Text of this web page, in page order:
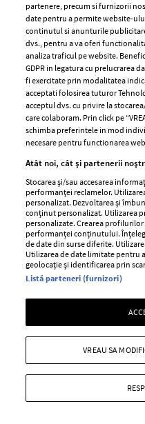
ELLE Style Awards
2024
Despre ELLE
Romania
Contact
Abonamente
GSP
Unica
Baby
Retete
Pariază responsabil!
Jocurile de noroc
Copyright ©
partenere, precum si furnizorii
date pentru a permite website-
continutul si anunturile
dvs., pentru a va oferi
analiza traficul pe website.
GDPR in legatura cu prelucrarea
fi exercitate prin modalitatea
acceptati folosirea tuturor
acceptul dvs. cu privire la
care colaboram. Prin click pe
schimba preferintele in mod
necesare pentru functionarea
Atât noi, cât și partenerii
Stocarea și/sau accesarea
performanței reclamelor.
personalizat. Dezvoltarea și
conținut personalizat. Utilizarea
personalizate. Crearea
performanței conținutului.
de date din surse diferite.
Utilizarea de date limitate pentru
geolocație și identificarea prin
Listă parteneri (furnizori)
VREAU SA